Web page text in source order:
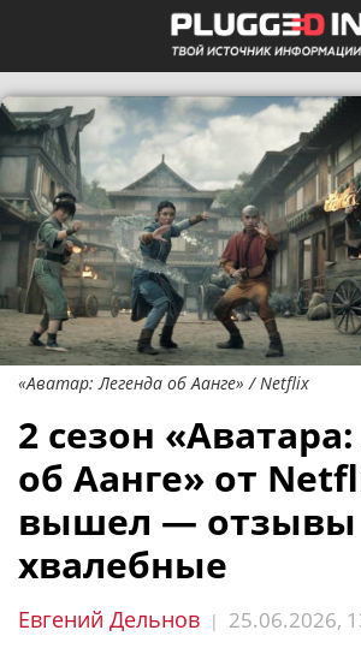
«Аватар: Легенда об Аанге» / Netflix
2 сезон
об Аанге» от
вышел — отзывы
хвалебные
Евгений Дельнов | 25.06.2026,